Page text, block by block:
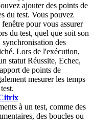
ajouter des points de
du test. Vous pouvez
pour vous assurer
du test, quel que soit son
des
Lors de l'exécution,
statut Réussite, Echec,
de points de
mesurer les temps
à un test, comme des
des boucles ou